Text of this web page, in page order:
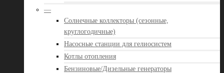
—
Солнечные коллекторы (сезонные,
круглогодичные)
Насосные станции для гелиосистем
Котлы отопления
Бензиновые/Дизельные генераторы